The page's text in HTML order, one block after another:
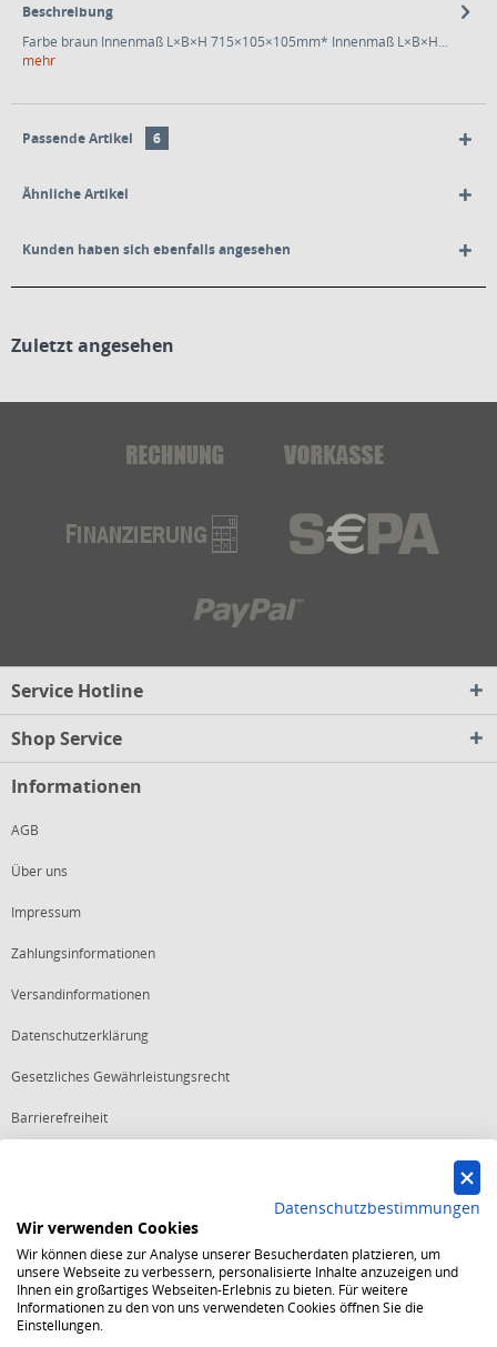
Beschreibung
Farbe braun Innenmaß L×B×H 715×105×105mm* Innenmaß L×B×H...
mehr
Passende Artikel 6
Ähnliche Artikel
Kunden haben sich ebenfalls angesehen
Zuletzt angesehen
Service Hotline
Shop Service
Informationen
AGB
Über uns
Impressum
Zahlungsinformationen
Versandinformationen
Datenschutzerklärung
Gesetzliches Gewährleistungsrecht
Barrierefreiheit
Starker Service
Shops mit dem Excellent Shop Award stehen seit mehr als 5,
10, 15 oder 20 Jahren für ein sicheres und angenehmes
Einkaufserlebnis.
Echte Verlässlichkeit
Datenschutzbestimmungen
Wir verwenden Cookies
Wir können diese zur Analyse unserer Besucherdaten platzieren, um
unsere Webseite zu verbessern, personalisierte Inhalte anzuzeigen und
Ihnen ein großartiges Webseiten-Erlebnis zu bieten. Für weitere
Informationen zu den von uns verwendeten Cookies öffnen Sie die
Einstellungen.